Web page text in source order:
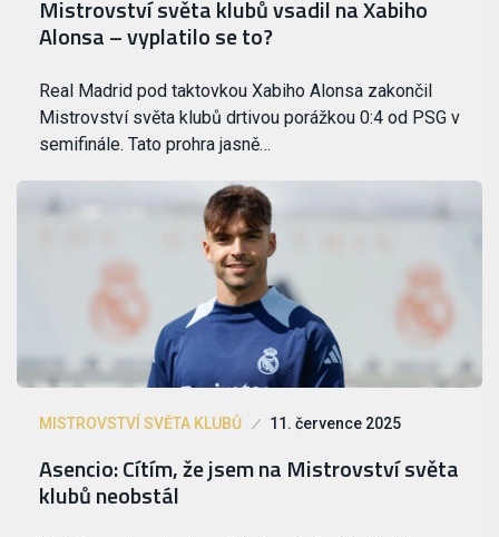
Mistrovství světa klubů vsadil na Xabiho
Alonsa – vyplatilo se to?
Real Madrid pod taktovkou Xabiho Alonsa zakončil
Mistrovství světa klubů drtivou porážkou 0:4 od PSG v
semifinále. Tato prohra jasně…
MISTROVSTVÍ SVĚTA KLUBŮ 11. července 2025
Asencio: Cítím, že jsem na Mistrovství světa
klubů neobstál